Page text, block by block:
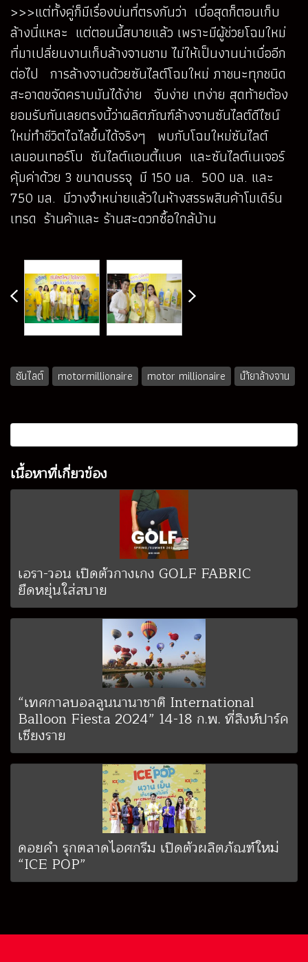
>>>แต่ทั้งคู่ก็มีเรื่องบ่นที่ตรงกันว่า เบื่อสุดก็ตอนเก็บ
ล้างนี่แหละ แต่ตอนนี้สบายแล้ว เพราะมีผู้ช่วยโฉมใหม่
ที่มาเปลี่ยนงานเก็บล้างจานชาม ไม่ให้เป็นงานน่าเบื่ออีก
ต่อไป การล้างจานด้วยซันไลต์โฉมใหม่ ภาชนะทุกชนิด
สะอาดขจัดคราบมันได้ง่าย จับง่าย เทง่าย สุดท้ายต้อง
ยอมรับกันเลยตรงนี้ว่าผลิตภัณฑ์ล้างจานซันไลต์ดีไซน์
ใหม่ทำชีวิตไฉไลขึ้นได้จริงๆ พบกับโฉมใหม่ซันไลต์
เลมอนเทอร์โบ ซันไลต์แอนตี้แบค และซันไลต์เนเจอร์
คุ้มค่าด้วย 3 ขนาดบรรจุ มี 150 มล. 500 มล. และ
750 มล. มีวางจำหน่ายแล้วในห้างสรรพสินค้าโมเดิร์น
เทรด ร้านค้าและ ร้านสะดวกซื้อใกล้บ้าน
ซันไลต์ motormillionaire motor millionaire นำ้ยาล้างจาน
เนื้อหาที่เกี่ยวข้อง
เอรา-วอน เปิดตัวกางเกง GOLF FABRIC
ยืดหยุ่นใส่สบาย
“เทศกาลบอลลูนนานาชาติ International
Balloon Fiesta 2024” 14-18 ก.พ. ที่สิงห์ปาร์ค
เชียงราย
ดอยคำ รุกตลาดไอศกรีม เปิดตัวผลิตภัณฑ์ใหม่
“ICE POP”